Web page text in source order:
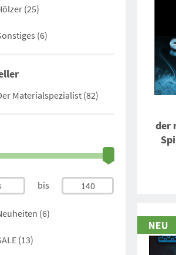
(25)
(6)
Materialspezialist (82)
bis 140
(6)
(13)
der